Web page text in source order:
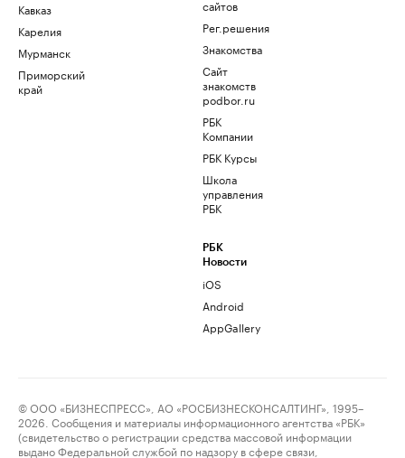
Кавказ
Карелия
Мурманск
Приморский
край
сайтов
Рег.решения
Знакомства
Сайт
знакомств
podbor.ru
РБК
Компании
РБК Курсы
Школа
управления
РБК
РБК
Новости
iOS
Android
AppGallery
© ООО «БИЗНЕСПРЕСС», АО «РОСБИЗНЕСКОНСАЛТИНГ», 1995–
2026. Сообщения и материалы информационного агентства «РБК»
(свидетельство о регистрации средства массовой информации
выдано Федеральной службой по надзору в сфере связи,